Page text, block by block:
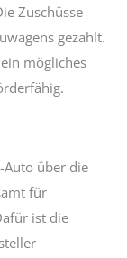
Zuschüsse
gezahlt.
mögliches
Auto über die
für
ist die